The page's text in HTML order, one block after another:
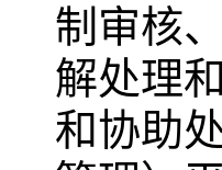
制审核
解处理
和协助